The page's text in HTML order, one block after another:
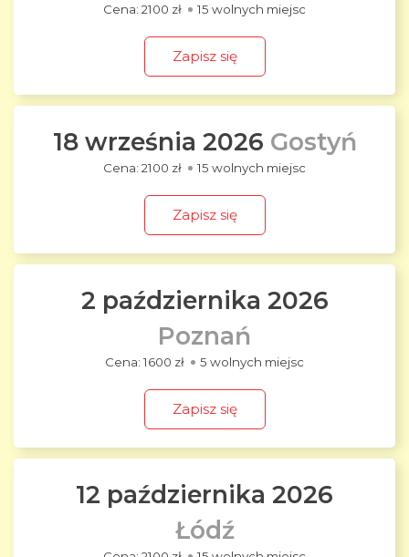
2100 zł 15 wolnych miejsc
Zapisz się
18 września 2026 Gostyń
2100 zł 15 wolnych miejsc
Zapisz się
2 października 2026
Poznań
1600 zł 5 wolnych miejsc
Zapisz się
12 października 2026
Łódź